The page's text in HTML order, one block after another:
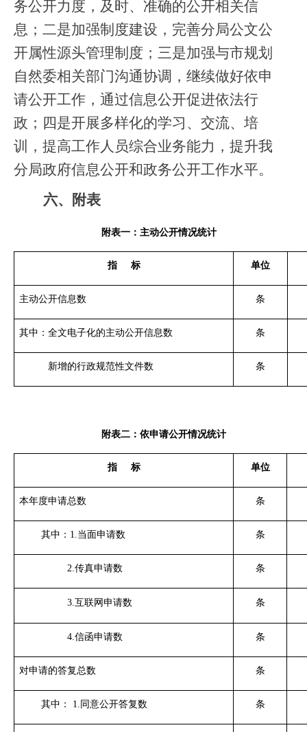
务公开力度，及时、准确的公开相关信
息；二是加强制度建设，完善分局公文公
开属性源头管理制度；三是加强与市规划
自然委相关部门沟通协调，继续做好依申
请公开工作，通过信息公开促进依法行
政；四是开展多样化的学习、交流、培
训，提高工作人员综合业务能力，提升我
分局政府信息公开和政务公开工作水平。
六、附表
附表一：主动公开情况统计
指 标 单位
主动公开信息数 条
其中：全文电子化的主动公开信息数 条
新增的行政规范性文件数 条
附表二：依申请公开情况统计
指 标 单位
本年度申请总数 条
其中： 1.当面申请数 条
2.传真申请数 条
3.互联网申请数 条
4.信函申请数 条
对申请的答复总数 条
其中： 1. 同意公开答复数 条